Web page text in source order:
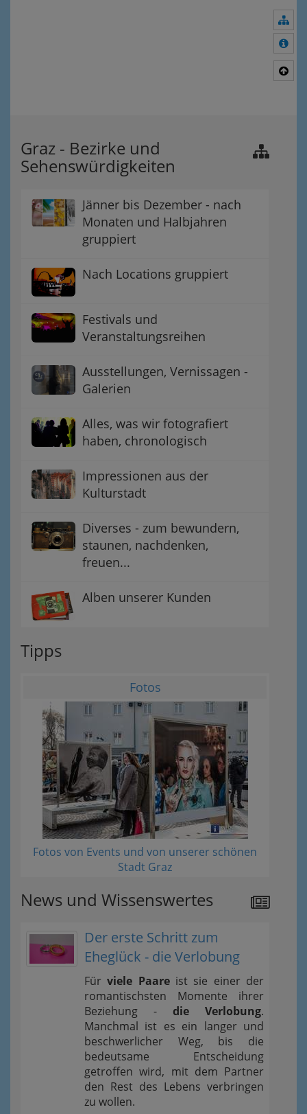
Graz - Bezirke und
Sehenswürdigkeiten
Jänner bis Dezember - nach
Monaten und Halbjahren
gruppiert
Nach Locations gruppiert
Festivals und
Veranstaltungsreihen
Ausstellungen, Vernissagen -
Galerien
Alles, was wir fotografiert
haben, chronologisch
Impressionen aus der
Kulturstadt
Diverses - zum bewundern,
staunen, nachdenken,
freuen...
Alben unserer Kunden
Tipps
Fotos
Fotos von Events und von unserer schönen
Stadt Graz
News und Wissenswertes
Der erste Schritt zum
Eheglück - die Verlobung
Fürviele Paareist sie einer der
romantischsten Momente ihrer
Beziehung - die Verlobung.
Manchmal ist es ein langer und
beschwerlicher Weg, bis die
bedeutsame Entscheidung
getroffen wird, mit dem Partner
den Rest des Lebens verbringen
zu wollen.